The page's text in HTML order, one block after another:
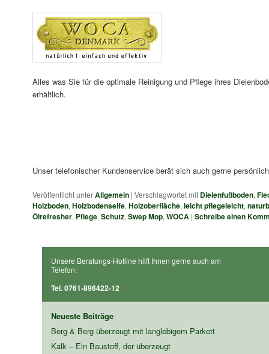
Alles was Sie für die optimale Reinigung und Pflege ihres
erhältlich.
Unser telefonischer Kundenservice berät sich auch gerne
Veröffentlicht unterAllgemein | Verschlagwortet mit Dielenfußboden,
Holzboden, Holzbodenseife, Holzoberfläche, leicht pflegeleicht,
Ölrefresher, Pflege, Schutz, Swep Mop, WOCA | Schreibe einen
Unsere Beratungs-Hotline hilft Ihnen gerne auch am
Telefon:
Tel. 0761-896422-12
Neueste Beiträge
Berg & Berg überzeugt mit langlebigem Parkett
Kalk – Ein Baustoff, der überzeugt